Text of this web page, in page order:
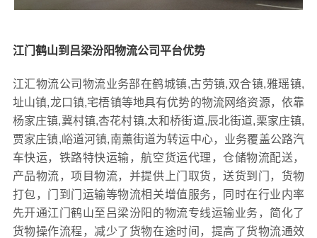
江门鹤山到吕梁汾阳物流公司平台优势
江汇物流公司物流业务部在鹤城镇,古劳镇,双合镇,雅瑶镇,
址山镇,龙口镇,宅梧镇等地具有优势的物流网络资源，依靠
杨家庄镇,冀村镇,杏花村镇,太和桥街道,辰北街道,栗家庄镇,
贾家庄镇,峪道河镇,南薰街道为转运中心，业务覆盖公路汽
车快运，铁路特快运输，航空货运代理，仓储物流配送，
产品物流，项目物流，并提供上门取货，送货到门，货物
打包，门到门运输等物流相关增值服务，同时在行业内率
先开通江门鹤山至吕梁汾阳的物流专线运输业务，简化了
货物操作流程，减少了货物在途时间，提高了货物流通效